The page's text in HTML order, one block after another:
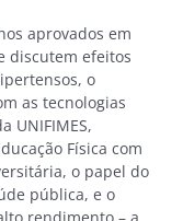
aprovados em
discutem efeitos
o
as tecnologias
UNIFIMES,
Física com
o papel do
pública, e o